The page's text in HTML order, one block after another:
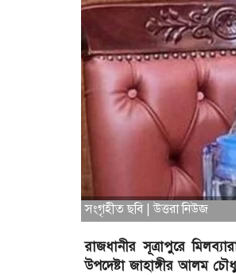
সংগৃহীত ছবি | উত্তরা নিউজ
রাজধানীর সূত্রাপুরে
উপদেষ্টা জাহাঙ্গীর আলম